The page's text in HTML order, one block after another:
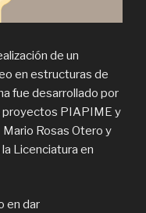
de un
en estructuras de
fue desarrollado por
proyectos PIAPIME y
Rosas Otero y
Licenciatura en
en dar